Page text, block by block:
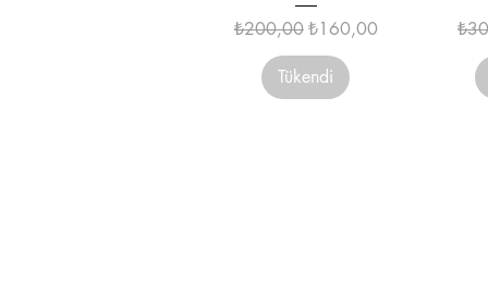
Normal Fiyat
₺200,00 İndirimli Fiyat
₺160,00
Tükendi